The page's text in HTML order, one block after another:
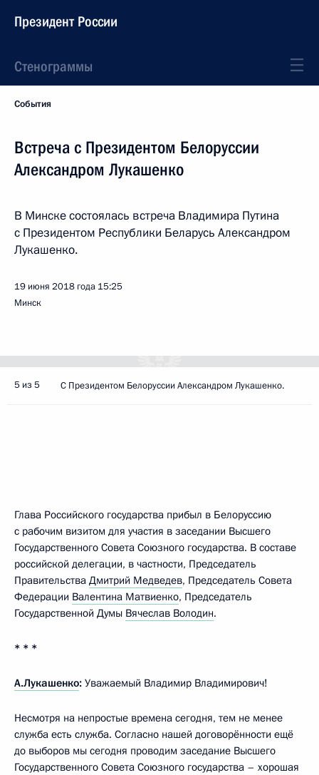
Президент России
Стенограммы
События
Встреча с Президентом Белоруссии
Александром Лукашенко
В Минске состоялась встреча Владимира Путина
с Президентом Республики Беларусь Александром
Лукашенко.
19 июня 2018 года 15:25
Минск
5 из 5 С Президентом Белоруссии Александром Лукашенко.
Глава Российского государства прибыл в Белоруссию
с рабочим визитом для участия в заседании Высшего
Государственного Совета Союзного государства. В составе
российской делегации, в частности, Председатель
Правительства Дмитрий Медведев, Председатель Совета
Федерации Валентина Матвиенко, Председатель
Государственной Думы Вячеслав Володин.
* * *
А.Лукашенко: Уважаемый Владимир Владимирович!
Несмотря на непростые времена сегодня, тем не менее
служба есть служба. Согласно нашей договорённости ещё
до выборов мы сегодня проводим заседание Высшего
Государственного Совета Союзного государства – хорошая